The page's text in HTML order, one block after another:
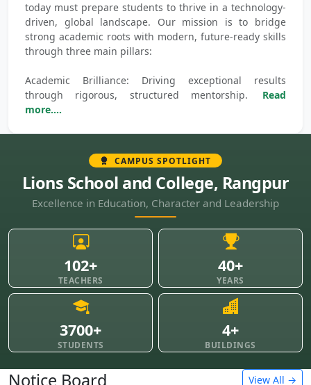
today must prepare students to thrive in a technology-
driven, global landscape. Our mission is to bridge
strong academic roots with modern, future-ready skills
through three main pillars:
Academic Brilliance: Driving exceptional results
through rigorous, structured mentorship.
Read
more....
CAMPUS SPOTLIGHT
Lions School and College, Rangpur
Excellence in Education, Character and Leadership
102+
TEACHERS
40+
YEARS
3700+
STUDENTS
4+
BUILDINGS
Notice Board View All →